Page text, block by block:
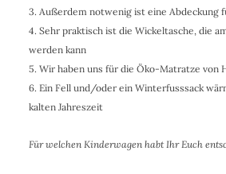
3. Außerdem notwenig ist eine Abdeckung
4. Sehr praktisch ist die Wickeltasche, die
werden kann
5. Wir haben uns für die Öko-Matratze von
6. Ein Fell und/oder ein Winterfusssack
kalten Jahreszeit
Für welchen Kinderwagen habt Ihr Euch